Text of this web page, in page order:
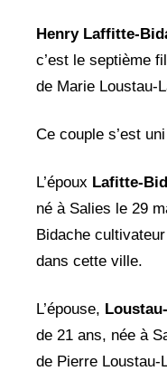
Henry Laffitte-
c’est le septième
de Marie Loustau-
Ce couple s’est
L’époux Lafitte-
né à Salies le 29
Bidache
dans cette ville.
L’épouse,
de 21 ans, née à
de Pierre Loustau-